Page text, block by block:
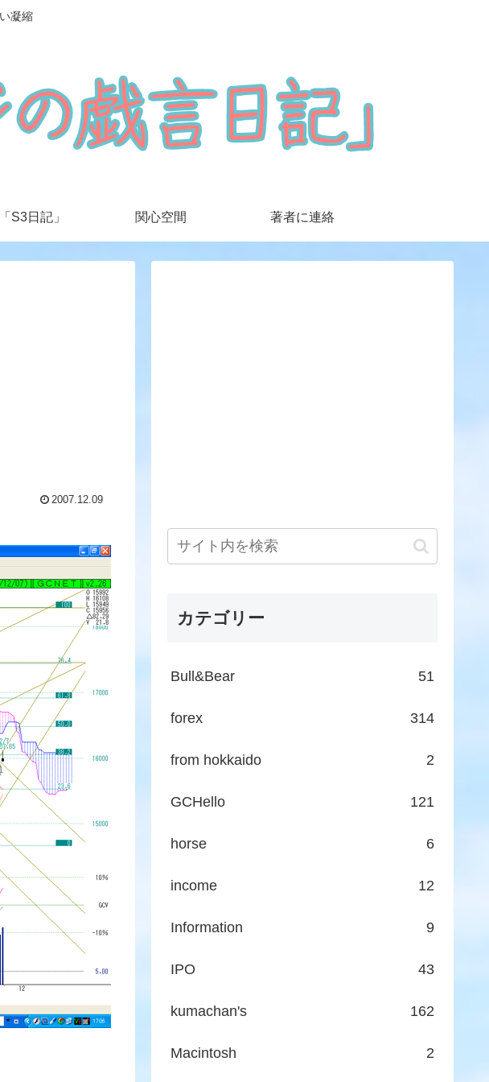
凝縮
S3日記」 関心空間 著者に連絡
2007.12.09
カテゴリー
Bull&Bear 51
forex 314
from hokkaido 2
GCHello 121
horse 6
income 12
Information 9
IPO 43
kumachan's 162
Macintosh 2